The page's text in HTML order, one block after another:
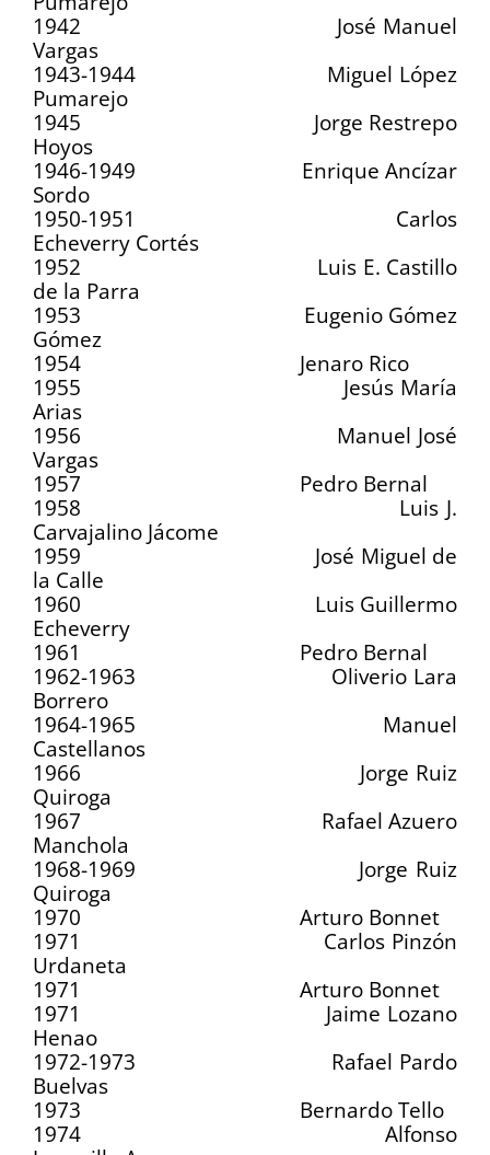
1942 José Manuel
Vargas
1943-1944 Miguel López
Pumarejo
1945 Jorge Restrepo
Hoyos
1946-1949 Enrique Ancízar
Sordo
1950-1951 Carlos
Echeverry Cortés
1952 Luis E. Castillo
de la Parra
1953 Eugenio Gómez
Gómez
1954 Jenaro Rico
1955 Jesús María
Arias
1956 Manuel José
Vargas
1957 Pedro Bernal
1958 Luis J.
Carvajalino Jácome
1959 José Miguel de
la Calle
1960 Luis Guillermo
Echeverry
1961 Pedro Bernal
1962-1963 Oliverio Lara
Borrero
1964-1965 Manuel
Castellanos
1966 Jorge Ruiz
Quiroga
1967 Rafael Azuero
Manchola
1968-1969 Jorge Ruiz
Quiroga
1970 Arturo Bonnet
1971 Carlos Pinzón
Urdaneta
1971 Arturo Bonnet
1971 Jaime Lozano
Henao
1972-1973 Rafael Pardo
Buelvas
1973 Bernardo Tello
1974 Alfonso